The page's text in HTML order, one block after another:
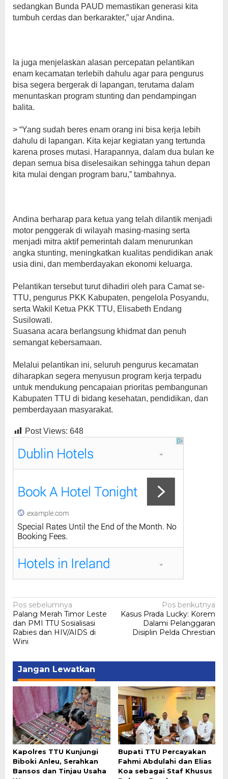
sedangkan Bunda PAUD memastikan generasi kita
tumbuh cerdas dan berkarakter,” ujar Andina.
Ia juga menjelaskan alasan percepatan pelantikan
enam kecamatan terlebih dahulu agar para pengurus
bisa segera bergerak di lapangan, terutama dalam
menuntaskan program stunting dan pendampingan
balita.
> “Yang sudah beres enam orang ini bisa kerja lebih
dahulu di lapangan. Kita kejar kegiatan yang tertunda
karena proses mutasi. Harapannya, dalam dua bulan ke
depan semua bisa diselesaikan sehingga tahun depan
kita mulai dengan program baru,” tambahnya.
Andina berharap para ketua yang telah dilantik menjadi
motor penggerak di wilayah masing-masing serta
menjadi mitra aktif pemerintah dalam menurunkan
angka stunting, meningkatkan kualitas pendidikan anak
usia dini, dan memberdayakan ekonomi keluarga.
Pelantikan tersebut turut dihadiri oleh para Camat se-
TTU, pengurus PKK Kabupaten, pengelola Posyandu,
serta Wakil Ketua PKK TTU, Elisabeth Endang
Susilowati.
Suasana acara berlangsung khidmat dan penuh
semangat kebersamaan.
Melalui pelantikan ini, seluruh pengurus kecamatan
diharapkan segera menyusun program kerja terpadu
untuk mendukung pencapaian prioritas pembangunan
Kabupaten TTU di bidang kesehatan, pendidikan, dan
pemberdayaan masyarakat.
Post Views: 648
Navigasi
pos
Pos sebelumnya
Palang Merah Timor Leste
dan PMI TTU Sosialisasi
Rabies dan HIV/AIDS di
Wini
Pos berikutnya
Kasus Prada Lucky: Korem
Dalami Pelanggaran
Disiplin Pelda Chrestian
Jangan Lewatkan
Kapolres TTU Kunjungi
Biboki Anleu, Serahkan
Bansos dan Tinjau Usaha
Bupati TTU Percayakan
Fahmi Abdulahi dan Elias
Koa sebagai Staf Khusus